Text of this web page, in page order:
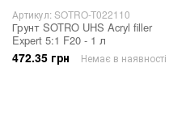
Артикул: SOTRO-T022110
Грунт SOTRO UHS Acryl filler
Expert 5:1 F20 - 1 л
472.35 грн Немає в наявності